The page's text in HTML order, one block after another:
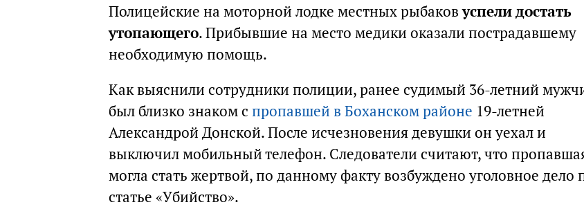
Полицейские на моторной лодке местных рыбаковуспели достать
утопающего. Прибывшие на место медики оказали пострадавшему
необходимую помощь.
Как выяснили сотрудники полиции, ранее судимый 36-летний
был близко знаком с пропавшей в Боханском районе 19-летней
Александрой Донской. После исчезновения девушки он уехал и
выключил мобильный телефон. Следователи считают, что
могла стать жертвой, по данному факту возбуждено уголовное дело
статье «Убийство».